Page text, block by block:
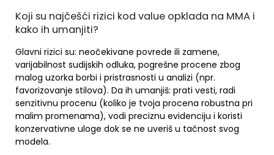
Koji su najčešći rizici kod value opklada na MMA i
kako ih umanjiti?
Glavni rizici su: neočekivane povrede ili zamene,
varijabilnost sudijskih odluka, pogrešne procene zbog
malog uzorka borbi i pristrasnosti u analizi (npr.
favorizovanje stilova). Da ih umanjiš: prati vesti, radi
senzitivnu procenu (koliko je tvoja procena robustna pri
malim promenama), vodi preciznu evidenciju i koristi
konzervativne uloge dok se ne uveriš u tačnost svog
modela.